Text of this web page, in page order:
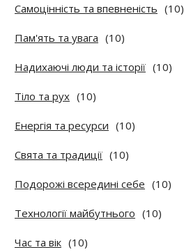
Самоцінність та впевненість (10)
Пам'ять та увага (10)
Надихаючі люди та історії (10)
Тіло та рух (10)
Енергія та ресурси (10)
Свята та традиції (10)
Подорожі всередині себе (10)
Технології майбутнього (10)
Час та вік (10)